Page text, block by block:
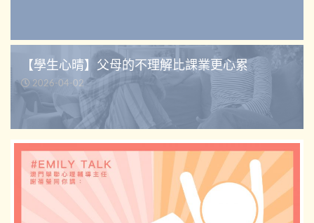
【學生心晴】父母的不理解比課業更心累
2026-04-02